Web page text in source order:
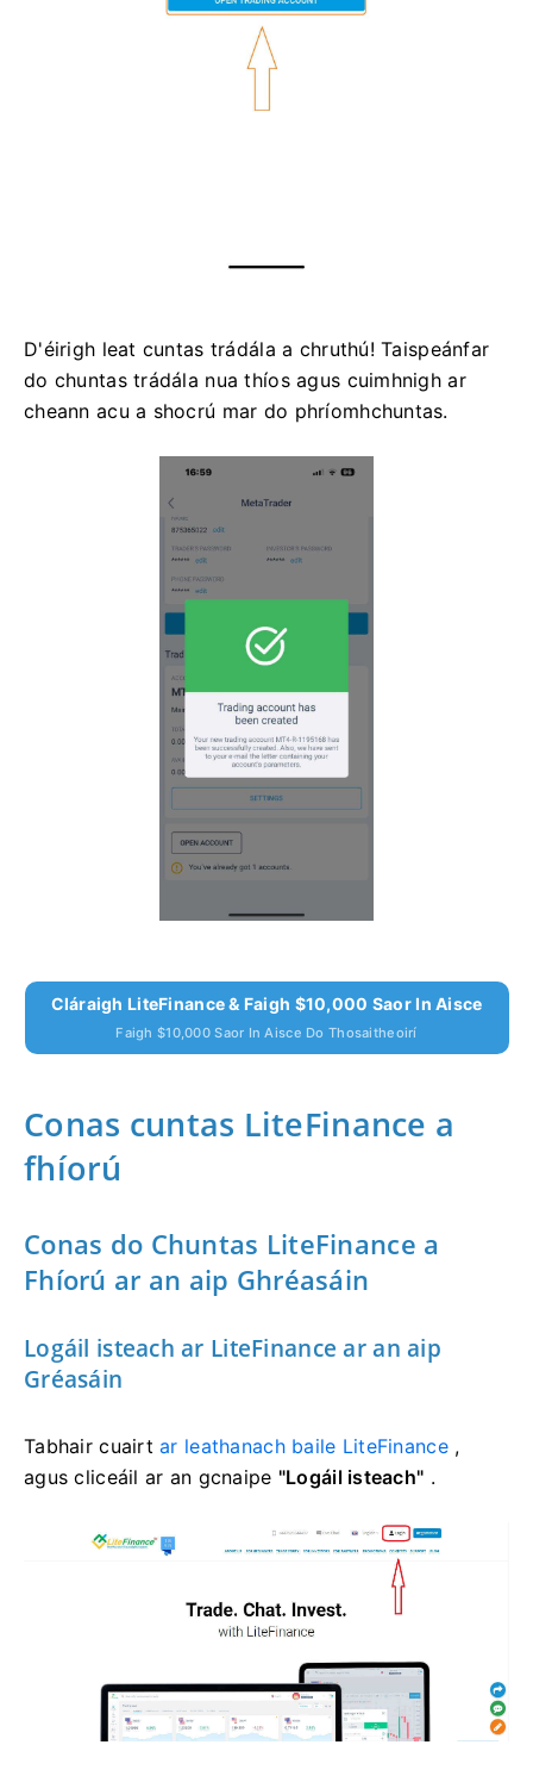
D'éirigh leat cuntas trádála a chruthú!Taispeánfar
do chuntas trádála nua thíos agus cuimhnigh ar
cheann acu a shocrú mar do phríomhchuntas.
Cláraigh LiteFinance & Faigh $10,000 Saor In Aisce
Faigh $10,000 Saor In Aisce Do Thosaitheoirí
Conas cuntas LiteFinance a
fhíorú
Conas do Chuntas LiteFinance a
Fhíorú ar an aip Ghréasáin
Logáil isteach ar LiteFinance ar an aip
Gréasáin
Tabhair cuairtar leathanach baile LiteFinance,
agus cliceáil ar an gcnaipe "Logáil isteach" .